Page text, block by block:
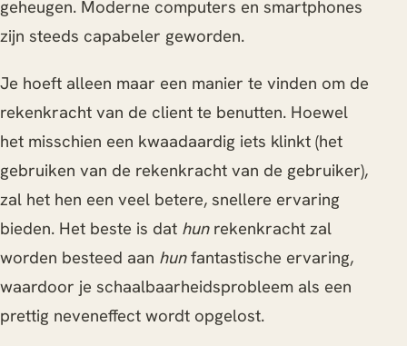
geheugen. Moderne computers en smartphones
zijn steeds capabeler geworden.
Je hoeft alleen maar een manier te vinden om de
rekenkracht van de client te benutten. Hoewel
het misschien een kwaadaardig iets klinkt (het
gebruiken van de rekenkracht van de gebruiker),
zal het hen een veel betere, snellere ervaring
bieden. Het beste is dat hunrekenkracht zal
worden besteed aan hunfantastische ervaring,
waardoor je schaalbaarheidsprobleem als een
prettig neveneffect wordt opgelost.